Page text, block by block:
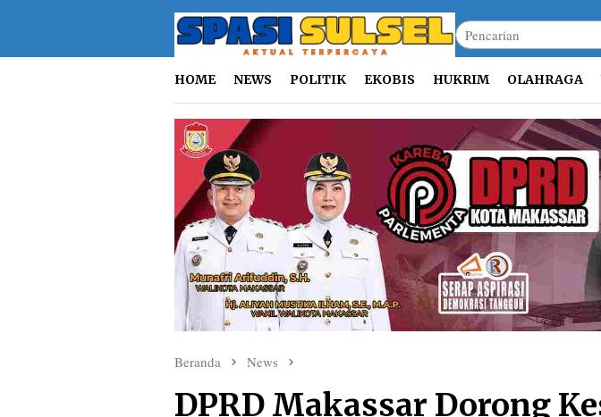
HOME NEWS POLITIK EKOBIS HUKRIM OLAHRAGA
Beranda News
DPRD Makassar Dorong